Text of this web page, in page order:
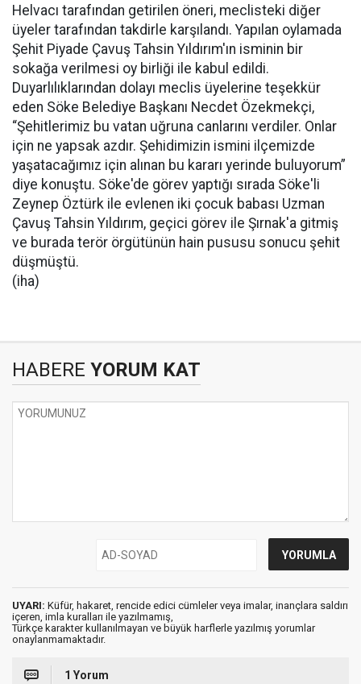
Helvacı tarafından getirilen öneri, meclisteki diğer
üyeler tarafından takdirle karşılandı. Yapılan oylamada
Şehit Piyade Çavuş Tahsin Yıldırım'ın isminin bir
sokağa verilmesi oy birliği ile kabul edildi.
Duyarlılıklarından dolayı meclis üyelerine teşekkür
eden Söke Belediye Başkanı Necdet Özekmekçi,
“Şehitlerimiz bu vatan uğruna canlarını verdiler. Onlar
için ne yapsak azdır. Şehidimizin ismini ilçemizde
yaşatacağımız için alınan bu kararı yerinde buluyorum”
diye konuştu. Söke'de görev yaptığı sırada Söke'li
Zeynep Öztürk ile evlenen iki çocuk babası Uzman
Çavuş Tahsin Yıldırım, geçici görev ile Şırnak'a gitmiş
ve burada terör örgütünün hain pususu sonucu şehit
düşmüştü.
(iha)
HABERE YORUM KAT
UYARI: Küfür, hakaret, rencide edici cümleler veya imalar, inançlara saldırı
içeren, imla kuralları ile yazılmamış,
Türkçe karakter kullanılmayan ve büyük harflerle yazılmış yorumlar
onaylanmamaktadır.
1 Yorum